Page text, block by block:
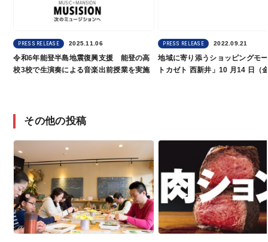
PRESS RELEASE 2025.11.06
令和6年能登半島地震復興支援 能登の高
校3校で生演奏による音楽出前授業を実施
PRESS RELEASE 2022.09.21
地域に寄り添うショッピングモ
トカゼト 西新井」10 月14 日（
その他の投稿